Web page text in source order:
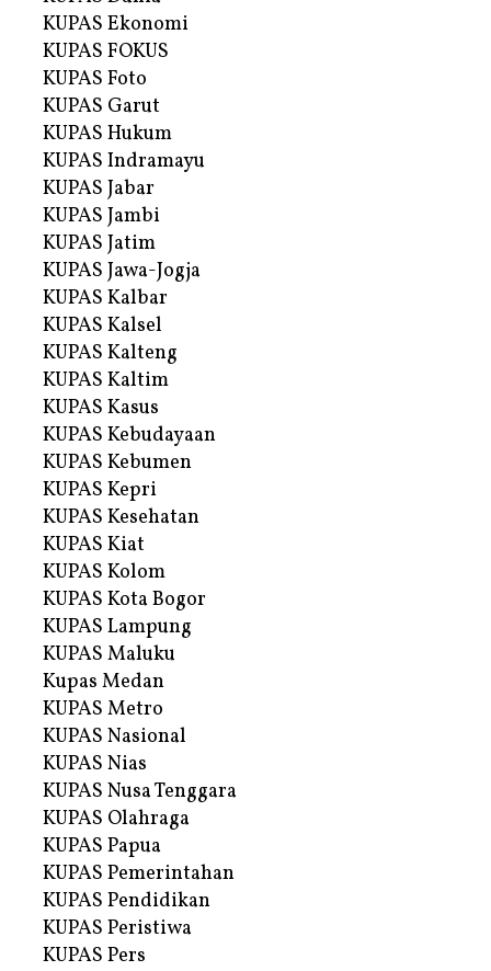
KUPAS Ekonomi
KUPAS FOKUS
KUPAS Foto
KUPAS Garut
KUPAS Hukum
KUPAS Indramayu
KUPAS Jabar
KUPAS Jambi
KUPAS Jatim
KUPAS Jawa-Jogja
KUPAS Kalbar
KUPAS Kalsel
KUPAS Kalteng
KUPAS Kaltim
KUPAS Kasus
KUPAS Kebudayaan
KUPAS Kebumen
KUPAS Kepri
KUPAS Kesehatan
KUPAS Kiat
KUPAS Kolom
KUPAS Kota Bogor
KUPAS Lampung
KUPAS Maluku
Kupas Medan
KUPAS Metro
KUPAS Nasional
KUPAS Nias
KUPAS Nusa Tenggara
KUPAS Olahraga
KUPAS Papua
KUPAS Pemerintahan
KUPAS Pendidikan
KUPAS Peristiwa
KUPAS Pers